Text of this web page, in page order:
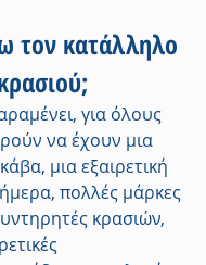
τον κατάλληλο
για όλους
να έχουν μια
μια εξαιρετική
πολλές μάρκες
κρασιών,